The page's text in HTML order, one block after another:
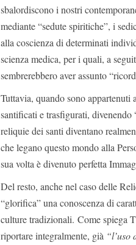
sbalordiscono i nostri
mediante “sedute spiritiche”, i
alla coscienza di determinati
scienza medica, per i quali, a
sembrerebbero aver assunto
Tuttavia, quando sono appartenuti
santificati e trasfigurati,
reliquie dei santi diventano
che legano questo mondo alla
sua volta è divenuto perfetta
Del resto, anche nel caso delle
“glorifica” una conoscenza di
culture tradizionali. Come spiega
riportare integralmente, già